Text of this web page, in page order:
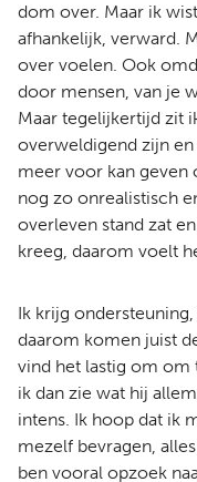
dom over. Maar ik
afhankelijk, verward.
over voelen. Ook
door mensen, van je
Maar tegelijkertijd zit
overweldigend zijn
meer voor kan geven
nog zo onrealistisch
overleven stand zat
kreeg, daarom voelt
Ik krijg
daarom komen juist
vind het lastig om om
ik dan zie wat hij
intens. Ik hoop dat ik
mezelf bevragen,
ben vooral opzoek